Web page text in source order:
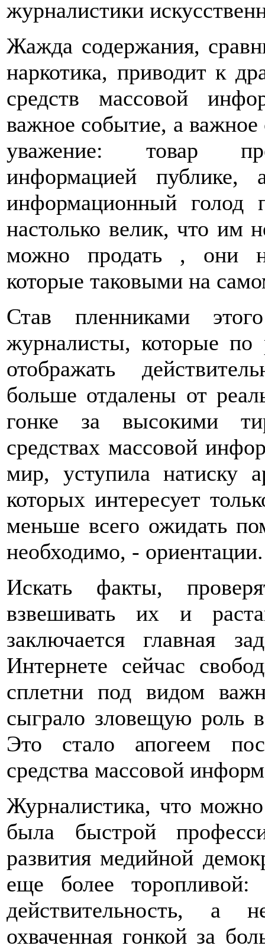
журналистики
Жажда содержания,
наркотика, приводит к
средств массовой
важное событие, а важное
уважение: товар
информацией
информационный голод
настолько велик, что им
можно продать , они
которые таковыми на
Став пленниками
журналисты, которые
отображать
больше отдалены от
гонке за высокими
средствах массовой
мир, уступила натиску
которых интересует
меньше всего ожидать
необходимо, - ориентации.
Искать факты,
взвешивать их и
заключается главная
Интернете сейчас
сплетни под видом
сыграло зловещую роль
Это стало апогеем
средства массовой
Журналистика, что можно
была быстрой
развития медийной
еще более торопливой:
действительность, а
охваченная гонкой за